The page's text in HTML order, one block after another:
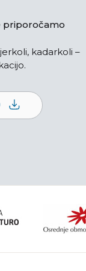
priporočamo
kadarkoli –